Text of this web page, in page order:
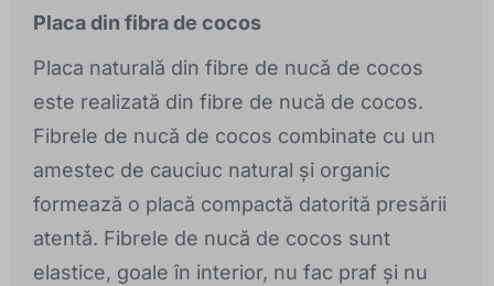
Placa din fibra de cocos
Placa naturală din fibre de nucă de cocos
este realizată din fibre de nucă de cocos.
Fibrele de nucă de cocos combinate cu un
amestec de cauciuc natural și organic
formează o placă compactă datorită presării
atentă. Fibrele de nucă de cocos sunt
elastice, goale în interior, nu fac praf și nu